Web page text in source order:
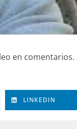
en
LINKEDIN